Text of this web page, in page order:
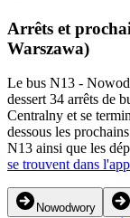
Arrêts et
Warszawa)
Le bus N13 -
dessert 34 arrêts de
Centralny et se
dessous les
N13 ainsi que les
se trouvent dans
Nowodwory